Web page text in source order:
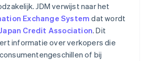
JDM verwijst naar het
Exchange Systemdat wordt
Japan Credit Association. Dit
informatie over verkopers die
of bij